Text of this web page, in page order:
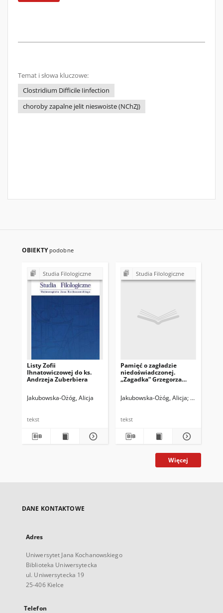
Temat i słowa kluczowe:
Clostridium Difficile Iinfection
choroby zapalne jelit nieswoiste (NChZJ)
OBIEKTY podobne
Studia Filologiczne
Listy Zofii
Ihnatowiczowej do ks.
Andrzeja Zuberbiera
Jakubowska-Ożóg, Alicja
tekst
Studia Filologiczne
Pamięć o zagładzie
niedoświadczonej.
„Zagadka” Grzegorza
Jakubowska-Ożóg, Alicja
tekst
Więcej
DANE KONTAKTOWE
Adres
Uniwersytet Jana Kochanowskiego
Biblioteka Uniwersytecka
ul. Uniwersytecka 19
25-406 Kielce
Telefon